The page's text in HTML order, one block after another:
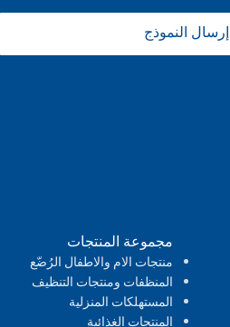
إرسال النموذج
مجموعة المنتجات
منتجات الام والاطفال الرُضّع
المنظفات ومنتجات التنظيف
المستهلكات المنزلية